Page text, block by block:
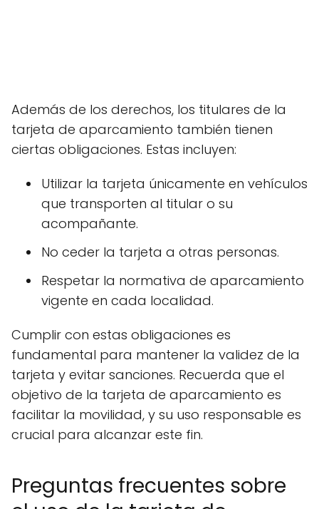
Además de los derechos, los titulares de la
tarjeta de aparcamiento también tienen
ciertas obligaciones. Estas incluyen:
Utilizar la tarjeta únicamente en vehículos
que transporten al titular o su
acompañante.
No ceder la tarjeta a otras personas.
Respetar la normativa de aparcamiento
vigente en cada localidad.
Cumplir con estas obligaciones es
fundamental para mantener la validez de la
tarjeta y evitar sanciones. Recuerda que el
objetivo de la tarjeta de aparcamiento es
facilitar la movilidad, y su uso responsable es
crucial para alcanzar este fin.
Preguntas frecuentes sobre